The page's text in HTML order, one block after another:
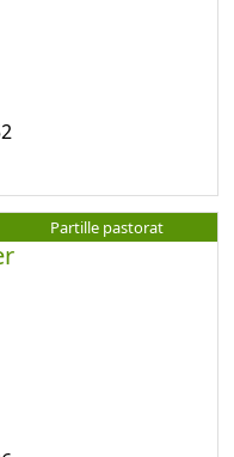
Partille pastorat